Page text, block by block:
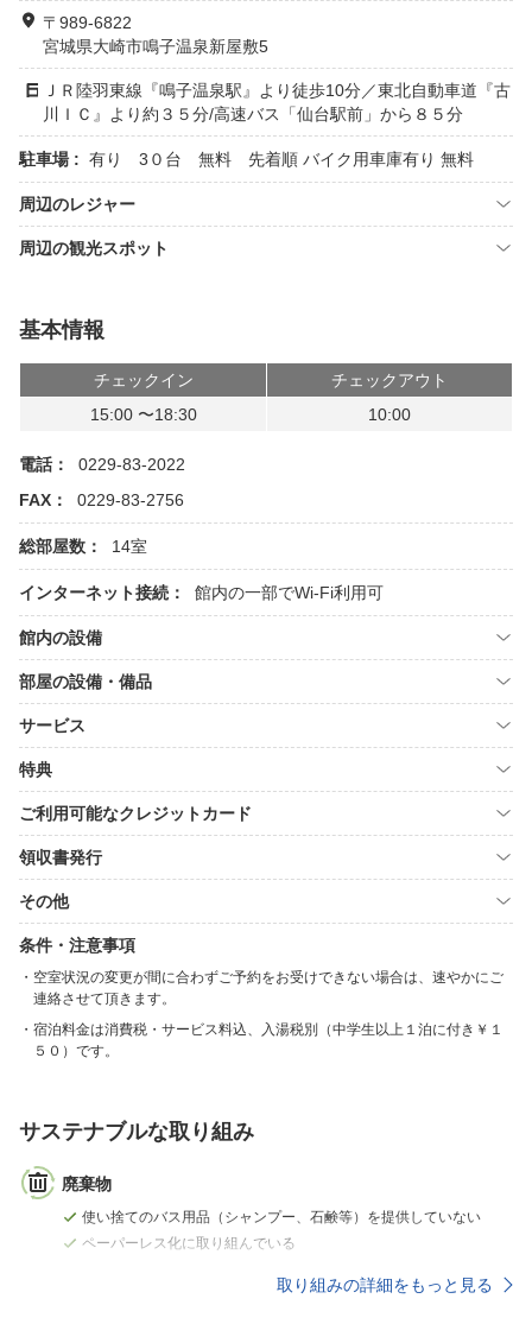
〒989-6822
宮城県大崎市鳴子温泉新屋敷5
ＪＲ陸羽東線『鳴子温泉駅』より徒歩10分／東北自動車道『古
川ＩＣ』より約３５分/高速バス「仙台駅前」から８５分
駐車場 : 有り 3０台 無料 先着順 バイク用車庫有り 無料
周辺のレジャー
周辺の観光スポット
基本情報
チェックイン
チェックアウト
15:00 〜18:30
10:00
電話：
0229-83-2022
FAX：
0229-83-2756
総部屋数： 14室
インターネット接続： 館内の一部でWi-Fi利用可
館内の設備
部屋の設備・備品
サービス
特典
ご利用可能なクレジットカード
領収書発行
その他
条件・注意事項
空室状況の変更が間に合わずご予約をお受けできない場合は、速やかにご
連絡させて頂きます。
宿泊料金は消費税・サービス料込、入湯税別（中学生以上１泊に付き￥１
５０）です。
サステナブルな取り組み
廃棄物
使い捨てのバス用品（シャンプー、石鹸等）を提供していない
ペーパーレス化に取り組んでいる
取り組みの詳細をもっと見る